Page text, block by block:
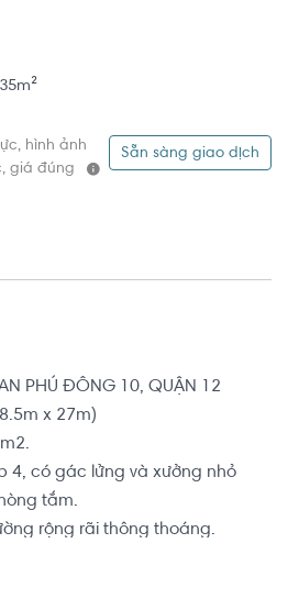
hình ảnh
giá đúng
Sẵn sàng giao dịch
PHÚ ĐÔNG 10, QUẬN 12
x 27m)
4, có gác lửng và xưởng nhỏ
tắm.
rộng rãi thông thoáng.